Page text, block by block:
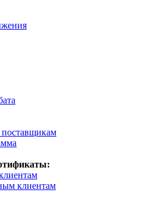
клиентам